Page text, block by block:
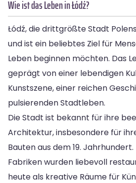
Wie ist das Leben in Łódź?
Łódź, die drittgrößte Stadt
und ist ein beliebtes Ziel für
Leben beginnen möchten. Das
geprägt von einer lebendigen
Kunstszene, einer reichen
pulsierenden Stadtleben.
Die Stadt ist bekannt für ihre
Architektur, insbesondere für
Bauten aus dem 19.
Fabriken wurden liebevoll
heute als kreative Räume für